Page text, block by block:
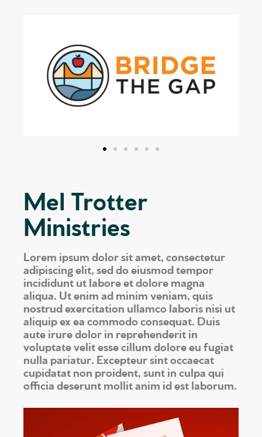
Mel Trotter
Ministries
Lorem ipsum dolor sit amet, consectetur
adipiscing elit, sed do eiusmod tempor
incididunt ut labore et dolore magna
aliqua. Ut enim ad minim veniam, quis
nostrud exercitation ullamco laboris nisi ut
aliquip ex ea commodo consequat. Duis
aute irure dolor in reprehenderit in
voluptate velit esse cillum dolore eu fugiat
nulla pariatur. Excepteur sint occaecat
cupidatat non proident, sunt in culpa qui
officia deserunt mollit anim id est laborum.